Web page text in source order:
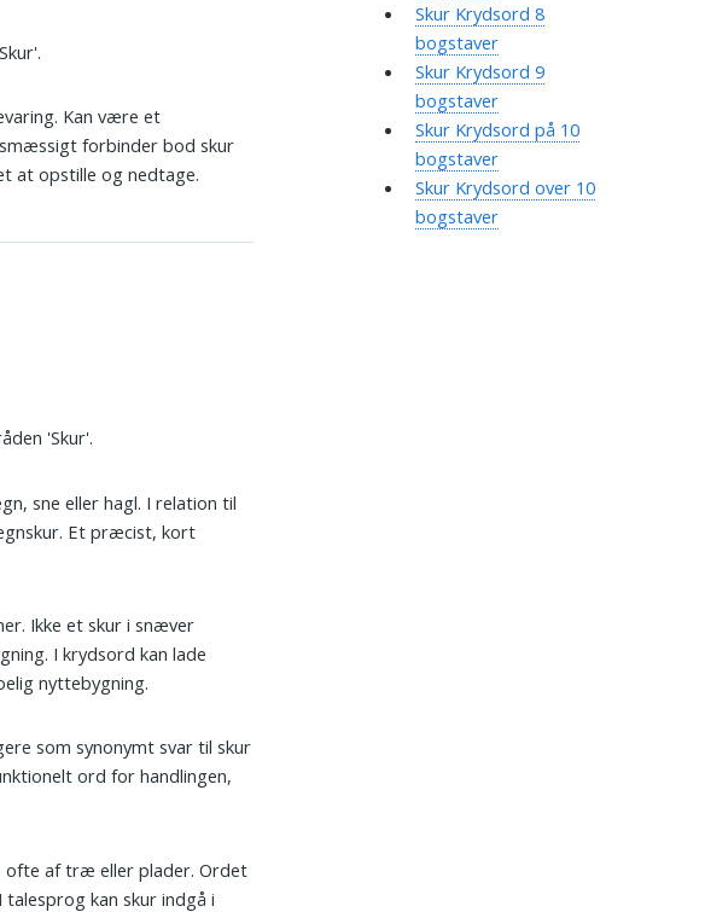
Kan være et
forbinder bod skur
at opstille og nedtage.
'Skur'.
sne eller hagl. I relation til
Et præcist, kort
Ikke et skur i snæver
I krydsord kan lade
nyttebygning.
som synonymt svar til skur
ord for handlingen,
ofte af træ eller plader. Ordet
kan skur indgå i
Skur Krydsord 8
bogstaver
Skur Krydsord 9
bogstaver
Skur Krydsord på 10
bogstaver
Skur Krydsord over 10
bogstaver